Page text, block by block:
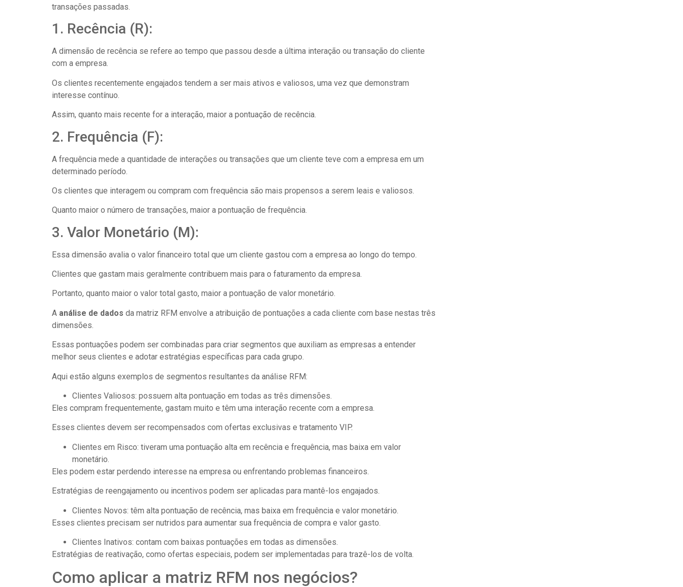
transações passadas.
1. Recência (R):
A dimensão de recência se refere ao tempo que passou desde a última interação ou transação do cliente
com a empresa.
Os clientes recentemente engajados tendem a ser mais ativos e valiosos, uma vez que demonstram
interesse contínuo.
Assim, quanto mais recente for a interação, maior a pontuação de recência.
2. Frequência (F):
A frequência mede a quantidade de interações ou transações que um cliente teve com a empresa em um
determinado período.
Os clientes que interagem ou compram com frequência são mais propensos a serem leais e valiosos.
Quanto maior o número de transações, maior a pontuação de frequência.
3. Valor Monetário (M):
Essa dimensão avalia o valor financeiro total que um cliente gastou com a empresa ao longo do tempo.
Clientes que gastam mais geralmente contribuem mais para o faturamento da empresa.
Portanto, quanto maior o valor total gasto, maior a pontuação de valor monetário.
A análise de dados da matriz RFM envolve a atribuição de pontuações a cada cliente com base nestas três
dimensões.
Essas pontuações podem ser combinadas para criar segmentos que auxiliam as empresas a entender
melhor seus clientes e adotar estratégias específicas para cada grupo.
Aqui estão alguns exemplos de segmentos resultantes da análise RFM:
Clientes Valiosos: possuem alta pontuação em todas as três dimensões.
Eles compram frequentemente, gastam muito e têm uma interação recente com a empresa.
Esses clientes devem ser recompensados com ofertas exclusivas e tratamento VIP.
Clientes em Risco: tiveram uma pontuação alta em recência e frequência, mas baixa em valor
monetário.
Eles podem estar perdendo interesse na empresa ou enfrentando problemas financeiros.
Estratégias de reengajamento ou incentivos podem ser aplicadas para mantê-los engajados.
Clientes Novos: têm alta pontuação de recência, mas baixa em frequência e valor monetário.
Esses clientes precisam ser nutridos para aumentar sua frequência de compra e valor gasto.
Clientes Inativos: contam com baixas pontuações em todas as dimensões.
Estratégias de reativação, como ofertas especiais, podem ser implementadas para trazê-los de volta.
Como aplicar a matriz RFM nos negócios?